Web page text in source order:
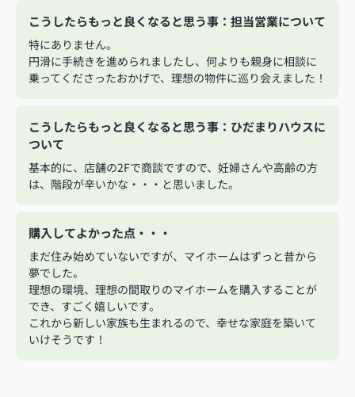
こうしたらもっと良くなると思う事：担当営業について
特にありません。
円滑に手続きを進められましたし、何よりも親身に相談に
乗ってくださったおかげで、理想の物件に巡り会えました！
こうしたらもっと良くなると思う事：ひだまりハウスに
ついて
基本的に、店舗の2Fで商談ですので、妊婦さんや高齢の方
は、階段が辛いかな・・・と思いました。
購入してよかった点・・・
まだ住み始めていないですが、マイホームはずっと昔から
夢でした。
理想の環境、理想の間取りのマイホームを購入することが
でき、すごく嬉しいです。
これから新しい家族も生まれるので、幸せな家庭を築いて
いけそうです！